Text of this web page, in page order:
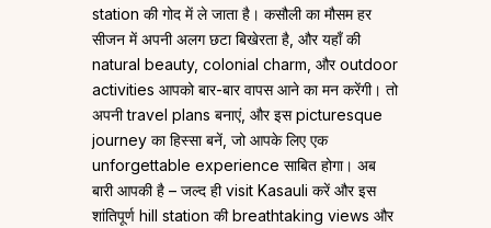
station की गोद में ले जाता है। कसौली का मौसम हर
सीजन में अपनी अलग छटा बिखेरता है, और यहाँ की
natural beauty, colonial charm, और outdoor
activities आपको बार-बार वापस आने का मन करेंगी। तो
अपनी travel plans बनाएं, और इस picturesque
journey का हिस्सा बनें, जो आपके लिए एक
unforgettable experience साबित होगा। अब
बारी आपकी है – जल्द ही visit Kasauli करें और इस
शांतिपूर्ण hill station की breathtaking views और